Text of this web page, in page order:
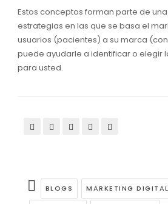
Estos conceptos forman parte de
estrategias en las que se basa el
usuarios (pacientes) a su marca
puede ayudarle a identificar o elegir
para usted.
BLOGS MARKETING DIGITAL